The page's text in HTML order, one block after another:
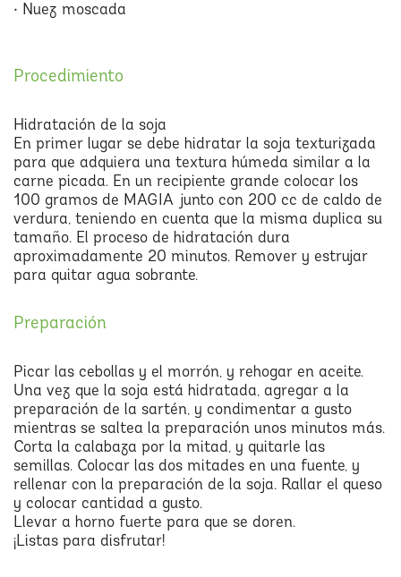
• Nuez moscada
Procedimiento
Hidratación de la soja
En primer lugar se debe hidratar la soja texturizada
para que adquiera una textura húmeda similar a la
carne picada. En un recipiente grande colocar los
100 gramos de MAGIA junto con 200 cc de caldo de
verdura, teniendo en cuenta que la misma duplica su
tamaño. El proceso de hidratación dura
aproximadamente 20 minutos. Remover y estrujar
para quitar agua sobrante.
Preparación
Picar las cebollas y el morrón, y rehogar en aceite.
Una vez que la soja está hidratada, agregar a la
preparación de la sartén, y condimentar a gusto
mientras se saltea la preparación unos minutos más.
Corta la calabaza por la mitad, y quitarle las
semillas. Colocar las dos mitades en una fuente, y
rellenar con la preparación de la soja. Rallar el queso
y colocar cantidad a gusto.
Llevar a horno fuerte para que se doren.
¡Listas para disfrutar!